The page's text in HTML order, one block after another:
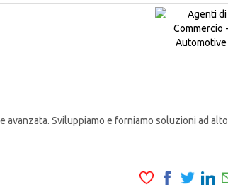
Sviluppiamo e forniamo soluzioni ad alto